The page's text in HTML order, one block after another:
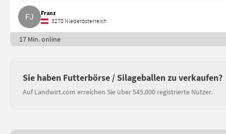
Franz
3270 Niederösterreich
17 Min. online
Sie haben Futterbörse / Silageballen zu verkaufen?
Auf Landwirt.com erreichen Sie über 545.000 registrierte Nutzer.